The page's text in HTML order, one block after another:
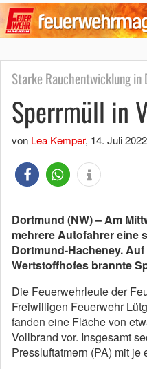
Starke Rauchentwicklung in
Sperrmüll in
von Lea Kemper, 14. Juli 2022
Dortmund (NW) – Am
mehrere Autofahrer eine
Dortmund-Hacheney.
Wertstoffhofes brannte
Die Feuerwehrleute der
Freiwilligen Feuerwehr
fanden eine Fläche von
Vollbrand vor. Insgesamt
Pressluftatmern (PA) mit je